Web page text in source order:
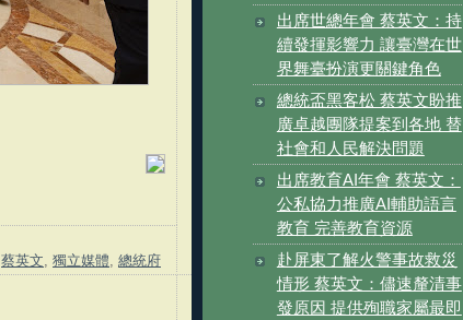
蔡英文 獨立媒體 總統府
出席世總年會 蔡英文：持
續發揮影響力 讓臺灣在世
界舞臺扮演更關鍵角色
總統盃黑客松 蔡英文盼推
廣卓越團隊提案到各地 替
社會和人民解決問題
出席教育AI年會 蔡英文：
公私協力推廣AI輔助語言
教育 完善教育資源
赴屏東了解火警事故救災
情形 蔡英文：儘速釐清事
發原因 提供殉職家屬最即